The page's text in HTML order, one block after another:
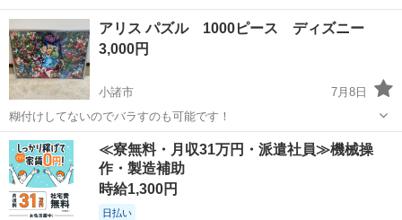
長野 小諸市 パズル
アリス パズル 1000ピース ディズニー
3,000円
小諸市
7月8日
糊付けしてないのでバラすのも可能です！
長野 小諸市 パズル ピース
≪寮無料・月収31万円・派遣社員≫機械操
作・製造補助
時給1,300円
日払い